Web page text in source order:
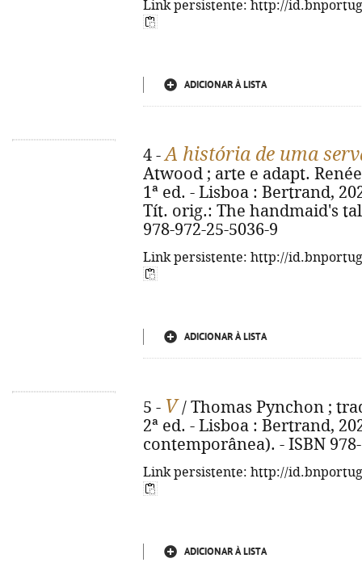
Link persistente: http://
ADICIONAR À LISTA
4 -A história de uma
Atwood ; arte e adapt.
1ª ed. - Lisboa : Bertrand,
Tít. orig.: The handmaid's
978-972-25-5036-9
Link persistente: http://
ADICIONAR À LISTA
5 - V / Thomas Pynchon ;
2ª ed. - Lisboa : Bertrand,
contemporânea). - ISBN
Link persistente: http://
ADICIONAR À LISTA